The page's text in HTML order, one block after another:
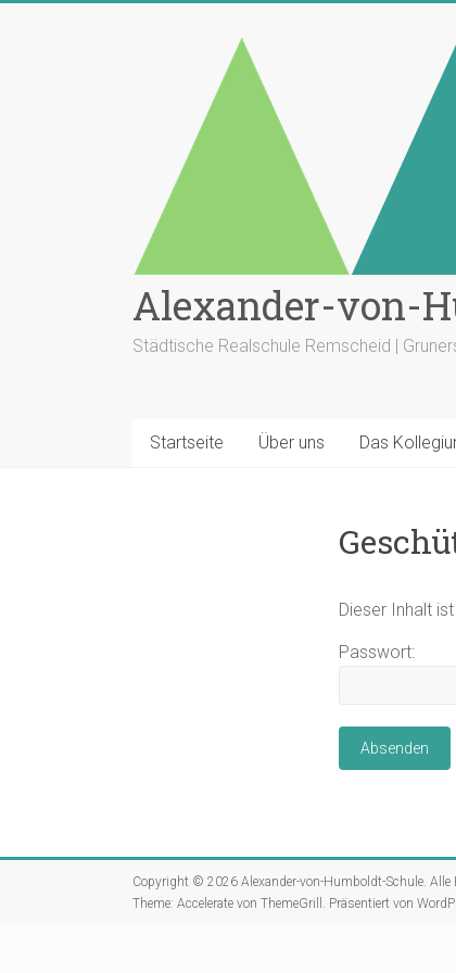
Alexander-von-
Städtische Realschule Remscheid |
Startseite Über uns Das
Dieser Inhalt
Passwort:
Copyright © 2026 Alexander-von-Humboldt-Schule. Alle
Theme: Accelerate von ThemeGrill. Präsentiert von